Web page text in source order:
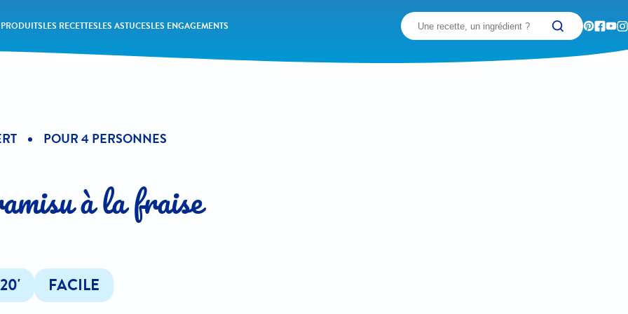
LES RECETTESLES ASTUCESLES ENGAGEMENTS Recherchez
POUR 4 PERSONNES
à la fraise
20' FACILE